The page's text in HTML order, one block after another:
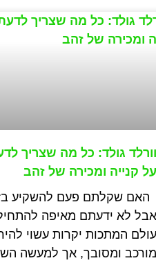
וורלד גולד: כל מה שצריך
על קנייה ומכירה של זהב
האם שקלתם פעם להשקיע
אבל לא ידעתם מאיפה
עולם המתכות יקרות עשוי
מורכב ומסובך, אך למעשה